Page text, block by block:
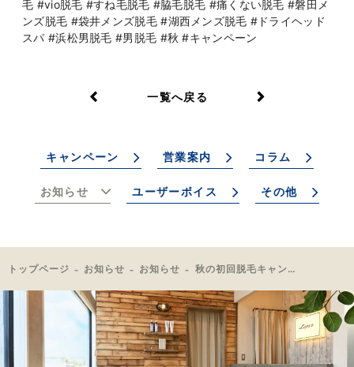
毛 #vio脱毛 #すね毛脱毛 #脇毛脱毛 #痛くない脱毛 #磐田メ
ンズ脱毛 #袋井メンズ脱毛 #湖西メンズ脱毛 #ドライヘッド
スパ #浜松男脱毛 #男脱毛 #秋 #キャンペーン
一覧へ戻る
キャンペーン 営業案内 コラム
お知らせ ユーザーボイス その他
トップページ お知らせ お知らせ 秋の初回脱毛キャンペーン